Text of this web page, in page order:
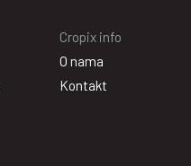
Cropix info
O nama
Kontakt